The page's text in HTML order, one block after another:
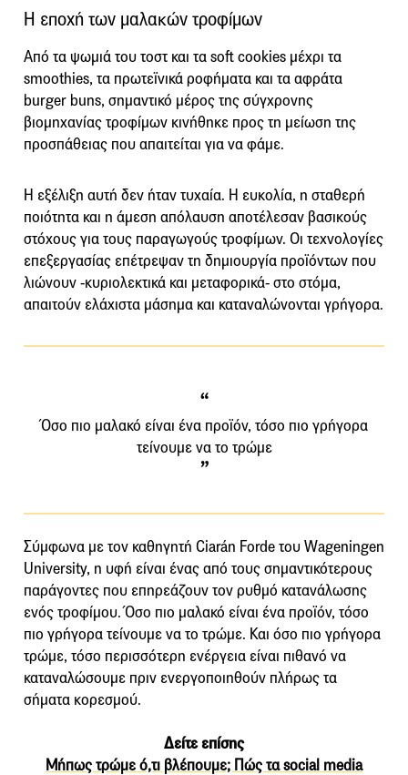
Η εποχή των μαλακών τροφίμων
Από τα ψωμιά του τοστ και τα soft cookies μέχρι τα
smoothies, τα πρωτεϊνικά ροφήματα και τα αφράτα
burger buns, σημαντικό μέρος της σύγχρονης
βιομηχανίας τροφίμων κινήθηκε προς τη μείωση της
προσπάθειας που απαιτείται για να φάμε.
Η εξέλιξη αυτή δεν ήταν τυχαία. Η ευκολία, η σταθερή
ποιότητα και η άμεση απόλαυση αποτέλεσαν βασικούς
στόχους για τους παραγωγούς τροφίμων. Οι τεχνολογίες
επεξεργασίας επέτρεψαν τη δημιουργία προϊόντων που
λιώνουν -κυριολεκτικά και μεταφορικά- στο στόμα,
απαιτούν ελάχιστα μάσημα και καταναλώνονται γρήγορα.
Όσο πιο μαλακό είναι ένα προϊόν, τόσο πιο γρήγορα
τείνουμε να το τρώμε
Σύμφωνα με τον καθηγητή Ciarán Forde του Wageningen
University, η υφή είναι ένας από τους σημαντικότερους
παράγοντες που επηρεάζουν τον ρυθμό κατανάλωσης
ενός τροφίμου. Όσο πιο μαλακό είναι ένα προϊόν, τόσο
πιο γρήγορα τείνουμε να το τρώμε. Και όσο πιο γρήγορα
τρώμε, τόσο περισσότερη ενέργεια είναι πιθανό να
καταναλώσουμε πριν ενεργοποιηθούν πλήρως τα
σήματα κορεσμού.
Δείτε επίσης
Μήπως τρώμε ό,τι βλέπουμε; Πώς τα social media